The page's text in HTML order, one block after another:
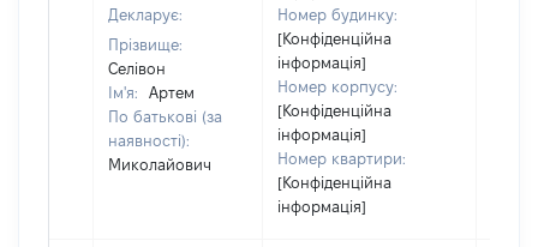
Декларує:
Прізвище:
Селівон
Ім'я:
Артем
По батькові (за
наявності):
Миколайович
Номер будинку:
[Конфіденційна
інформація]
Номер корпусу:
[Конфіденційна
інформація]
Номер квартири:
[Конфіденційна
інформація]